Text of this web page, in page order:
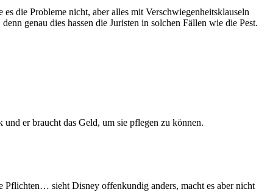
die Probleme nicht, aber alles mit Verschwiegenheitsklauseln
genau dies hassen die Juristen in solchen Fällen wie die Pest.
er braucht das Geld, um sie pflegen zu können.
Pflichten… sieht Disney offenkundig anders, macht es aber nicht